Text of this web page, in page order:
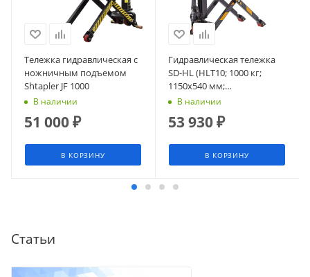
Тележка гидравлическая с
ножничным подъемом
Shtapler JF 1000
В наличии
51 000₽
В КОРЗИНУ
Гидравлическая тележка
SD-HL (HLT10; 1000 кг;
1150х540 мм;
высокоподъемная 800 мм)
В наличии
53 930₽
В КОРЗИНУ
Статьи